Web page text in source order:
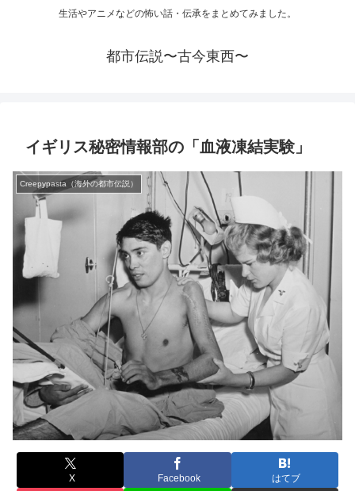
生活やアニメなどの怖い話・伝承をまとめてみました。
都市伝説〜古今東西〜
イギリス秘密情報部の「血液凍結実験」
Creepypasta（海外の都市伝説）
X Facebook はてブ